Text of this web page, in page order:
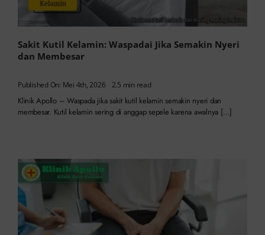
Sakit Kutil Kelamin: Waspadai Jika Semakin Nyeri
dan Membesar
Published On: Mei 4th, 2026 2.5 min read
Klinik Apollo – Waspada jika sakit kutil kelamin semakin nyeri dan
membesar. Kutil kelamin sering di anggap sepele karena awalnya […]